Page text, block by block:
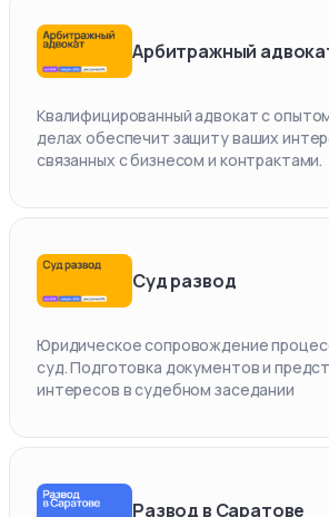
Арбитражный
Квалифицированный адвокат с
делах обеспечит защиту ваших
связанных с бизнесом и контрактами.
Суд развод
Юридическое сопровождение
суд. Подготовка документов и
интересов в судебном заседании
Развод в Саратове